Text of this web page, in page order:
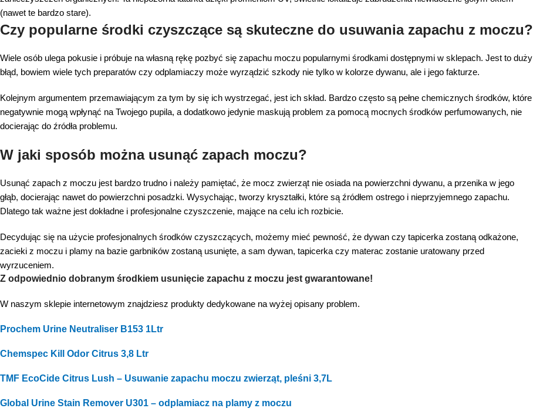
(nawet te bardzo stare).
Czy popularne środki czyszczące są skuteczne do usuwania zapachu z moczu?
Wiele osób ulega pokusie i próbuje na własną rękę pozbyć się zapachu moczu popularnymi środkami dostępnymi w sklepach. Jest to duży
błąd, bowiem wiele tych preparatów czy odplamiaczy może wyrządzić szkody nie tylko w kolorze dywanu, ale i jego fakturze.
Kolejnym argumentem przemawiającym za tym by się ich wystrzegać, jest ich skład. Bardzo często są pełne chemicznych środków, które
negatywnie mogą wpłynąć na Twojego pupila, a dodatkowo jedynie maskują problem za pomocą mocnych środków perfumowanych, nie
docierając do źródła problemu.
W jaki sposób można usunąć zapach moczu?
Usunąć zapach z moczu jest bardzo trudno i należy pamiętać, że mocz zwierząt nie osiada na powierzchni dywanu, a przenika w jego
głąb, docierając nawet do powierzchni posadzki. Wysychając, tworzy kryształki, które są źródłem ostrego i nieprzyjemnego zapachu.
Dlatego tak ważne jest dokładne i profesjonalne czyszczenie, mające na celu ich rozbicie.
Decydując się na użycie profesjonalnych środków czyszczących, możemy mieć pewność, że dywan czy tapicerka zostaną odkażone,
zacieki z moczu i plamy na bazie garbników zostaną usunięte, a sam dywan, tapicerka czy materac zostanie uratowany przed
wyrzuceniem.
Z odpowiednio dobranym środkiem usunięcie zapachu z moczu jest gwarantowane!
W naszym sklepie internetowym znajdziesz produkty dedykowane na wyżej opisany problem.
Prochem Urine Neutraliser B153 1Ltr
Chemspec Kill Odor Citrus 3,8 Ltr
TMF EcoCide Citrus Lush – Usuwanie zapachu moczu zwierząt, pleśni 3,7L
Global Urine Stain Remover U301 – odplamiacz na plamy z moczu